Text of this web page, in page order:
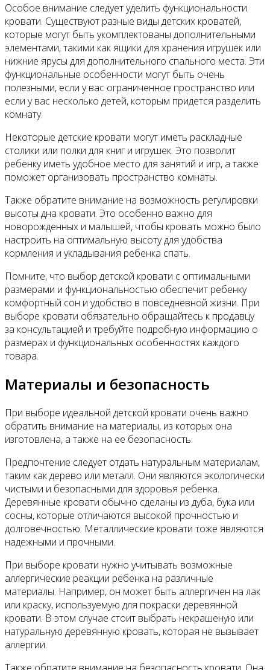
Особое внимание следует уделить функциональности
кровати. Существуют разные виды детских кроватей,
которые могут быть укомплектованы дополнительными
элементами, такими как ящики для хранения игрушек или
нижние ярусы для дополнительного спального места. Эти
функциональные особенности могут быть очень
полезными, если у вас ограниченное пространство или
если у вас несколько детей, которым придется разделить
комнату.
Некоторые детские кровати могут иметь раскладные
столики или полки для книг и игрушек. Это позволит
ребенку иметь удобное место для занятий и игр, а также
поможет организовать пространство комнаты.
Также обратите внимание на возможность регулировки
высоты дна кровати. Это особенно важно для
новорожденных и малышей, чтобы кровать можно было
настроить на оптимальную высоту для удобства
кормления и укладывания ребенка спать.
Помните, что выбор детской кровати с оптимальными
размерами и функциональностью обеспечит ребенку
комфортный сон и удобство в повседневной жизни. При
выборе кровати обязательно обращайтесь к продавцу
за консультацией и требуйте подробную информацию о
размерах и функциональных особенностях каждого
товара.
Материалы и безопасность
При выборе идеальной детской кровати очень важно
обратить внимание на материалы, из которых она
изготовлена, а также на ее безопасность.
Предпочтение следует отдать натуральным материалам,
таким как дерево или металл. Они являются экологически
чистыми и безопасными для здоровья ребенка.
Деревянные кровати обычно сделаны из дуба, бука или
сосны, которые отличаются высокой прочностью и
долговечностью. Металлические кровати тоже являются
надежными и прочными.
При выборе кровати нужно учитывать возможные
аллергические реакции ребенка на различные
материалы. Например, он может быть аллергичен на лак
или краску, используемую для покраски деревянной
кровати. В этом случае стоит выбрать некрашеную или
натуральную деревянную кровать, которая не вызывает
аллергии.